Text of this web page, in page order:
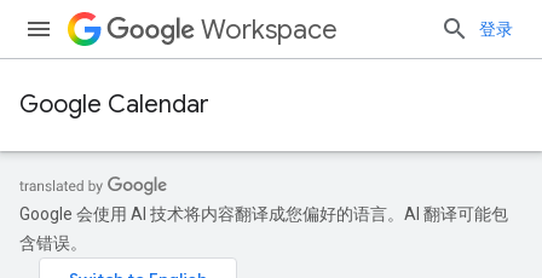
Workspace 登录
Google Calendar
Google 会使用 AI 技术将内容翻译成您偏好的语言。AI 翻译可能包
含错误。